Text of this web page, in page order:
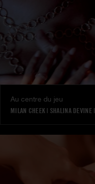
Au centre du jeu
MILAN CHEEK | SHALINA DEVINE|